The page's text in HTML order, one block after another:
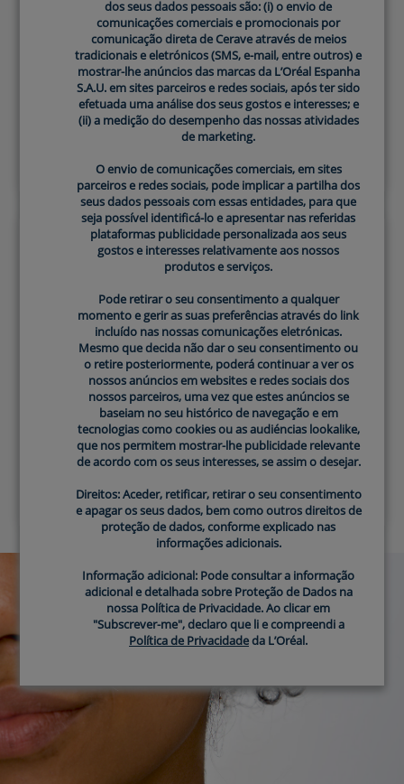
Card Frontside
3 ceramidas idênticas às da pele​
Ajudam a reparar a barreira
protetora da pele.
Card Frontside
Ícone de Info frontal
Tecnologia de Distribuição MVE®
Libertação controlada para
uma hidratação durante todo
o dia
dos seus dados pessoais são: (i) o envio de
comunicações comerciais e promocionais por
comunicação direta de Cerave através de meios
tradicionais e eletrónicos (SMS, e-mail, entre outros) e
mostrar-lhe anúncios das marcas da L’Oréal Espanha
S.A.U. em sites parceiros e redes sociais, após ter sido
efetuada uma análise dos seus gostos e interesses; e
(ii) a medição do desempenho das nossas atividades
de marketing.
O envio de comunicações comerciais, em sites
parceiros e redes sociais, pode implicar a partilha dos
seus dados pessoais com essas entidades, para que
seja possível identificá-lo e apresentar nas referidas
plataformas publicidade personalizada aos seus
gostos e interesses relativamente aos nossos
produtos e serviços.
Pode retirar o seu consentimento a qualquer
momento e gerir as suas preferências através do link
incluído nas nossas comunicações eletrónicas.
Mesmo que decida não dar o seu consentimento ou
o retire posteriormente, poderá continuar a ver os
nossos anúncios em websites e redes sociais dos
nossos parceiros, uma vez que estes anúncios se
baseiam no seu histórico de navegação e em
tecnologias como cookies ou as audiéncias lookalike,
que nos permitem mostrar-lhe publicidade relevante
de acordo com os seus interesses, se assim o desejar.
Direitos: Aceder, retificar, retirar o seu consentimento
e apagar os seus dados, bem como outros direitos de
proteção de dados, conforme explicado nas
informações adicionais.
Informação adicional: Pode consultar a informação
adicional e detalhada sobre Proteção de Dados na
nossa Política de Privacidade. Ao clicar em
"Subscrever-me", declaro que li e compreendi a
Política de Privacidadeda L’Oréal.
dos seus dados pessoais são: (i) o envio de
comunicações comerciais e promocionais por
comunicação direta de Cerave através de meios
tradicionais e eletrónicos (SMS, e-mail, entre outros) e
mostrar-lhe anúncios das marcas da L’Oréal Espanha
S.A.U. em sites parceiros e redes sociais, após ter sido
efetuada uma análise dos seus gostos e interesses; e
(ii) a medição do desempenho das nossas atividades
de marketing.
O envio de comunicações comerciais, em sites
parceiros e redes sociais, pode implicar a partilha dos
seus dados pessoais com essas entidades, para que
seja possível identificá-lo e apresentar nas referidas
plataformas publicidade personalizada aos seus
gostos e interesses relativamente aos nossos
produtos e serviços.
Pode retirar o seu consentimento a qualquer
momento e gerir as suas preferências através do link
incluído nas nossas comunicações eletrónicas.
Mesmo que decida não dar o seu consentimento ou
o retire posteriormente, poderá continuar a ver os
nossos anúncios em websites e redes sociais dos
nossos parceiros, uma vez que estes anúncios se
baseiam no seu histórico de navegação e em
tecnologias como cookies ou as audiéncias lookalike,
que nos permitem mostrar-lhe publicidade relevante
de acordo com os seus interesses, se assim o desejar.
Direitos: Aceder, retificar, retirar o seu consentimento
e apagar os seus dados, bem como outros direitos de
proteção de dados, conforme explicado nas
informações adicionais.
Informação adicional: Pode consultar a informação
adicional e detalhada sobre Proteção de Dados na
nossa Política de Privacidade. Ao clicar em
"Subscrever-me", declaro que li e compreendi a
Política de Privacidadeda L’Oréal.